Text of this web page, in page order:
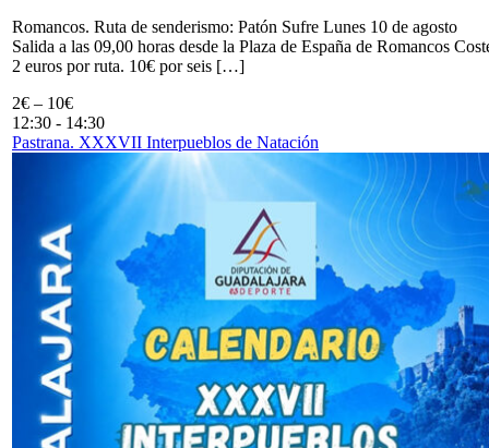
Romancos. Ruta de senderismo: Patón Sufre Lunes 10 de agosto
Salida a las 09,00 horas desde la Plaza de España de Romancos
2 euros por ruta. 10€ por seis […]
2€ – 10€
12:30 - 14:30
Pastrana. XXXVII Interpueblos de Natación